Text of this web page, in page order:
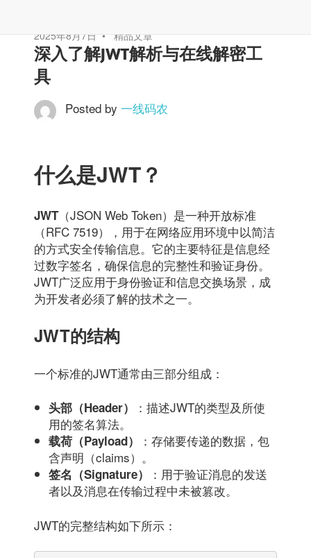
2025年8月7日 精品文章
深入了解JWT解析与在线解密工
具
Posted by 一线码农
什么是JWT？
JWT（JSON Web Token）是一种开放标准
（RFC 7519），用于在网络应用环境中以简洁
的方式安全传输信息。它的主要特征是信息经
过数字签名，确保信息的完整性和验证身份。
JWT广泛应用于身份验证和信息交换场景，成
为开发者必须了解的技术之一。
JWT的结构
一个标准的JWT通常由三部分组成：
头部（Header）
：描述JWT的类型及所使
用的签名算法。
载荷（Payload）
：存储要传递的数据，包
含声明（claims）。
签名（Signature）
：用于验证消息的发送
者以及消息在传输过程中未被篡改。
JWT的完整结构如下所示：